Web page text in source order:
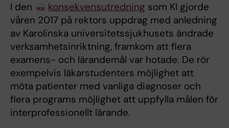
I den
konsekvensutredning som KI gjorde
våren 2017 på rektors uppdrag med anledning
av Karolinska universitetssjukhusets ändrade
verksamhetsinriktning, framkom att flera
examens- och lärandemål var hotade. De rör
exempelvis läkarstudenters möjlighet att
möta patienter med vanliga diagnoser och
flera programs möjlighet att uppfylla målen för
interprofessionellt lärande.